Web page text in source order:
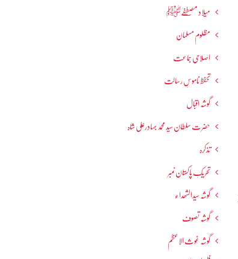
میلاد مصطفےٰﷺ
مظلوم مسلمان
اصلاحی جماعت
تحفظ ناموسِ رسالت
گوشہ اقبال
حضرت سلطان سید محمد بہادرعلی شاہ
تذکرہ
تحریکِ پاکستان نمبر
گوشہ سیدالشھداء
گوشہ تصوف
گوشہ غوث الاعظم